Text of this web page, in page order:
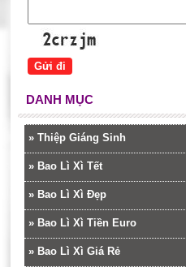
DANH MỤC
» Thiệp Giáng Sinh
» Bao Lì Xì Tết
» Bao Lì Xì Đẹp
» Bao Lì Xì Tiền Euro
» Bao Lì Xì Giá Rẻ